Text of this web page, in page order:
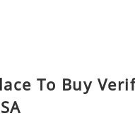
To Buy